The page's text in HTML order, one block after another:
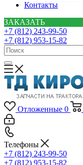
Контакты
ЗАКАЗАТЬ
+7 (812) 243-99-50
+7 (812) 953-15-82
Отложенные 0
Телефоны
+7 (812) 243-99-50
+7 (812) 953-15-82